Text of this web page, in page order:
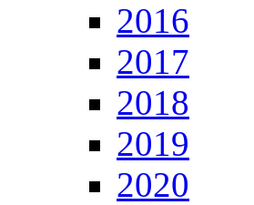
2016
2017
2018
2019
2020